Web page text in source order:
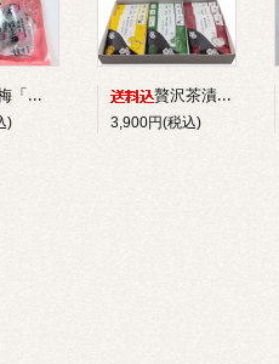
紀州南高梅「ほし梅」80g（個包装 約11個入り）
)
贅沢茶漬け３種詰め合わせ ９袋入り
3,900円(税込)